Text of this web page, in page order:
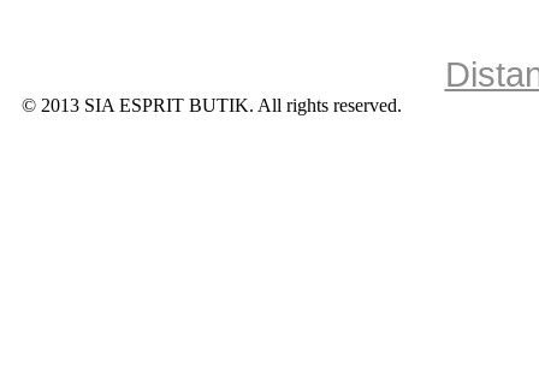
© 2013 SIA ESPRIT BUTIK. All rights reserved.